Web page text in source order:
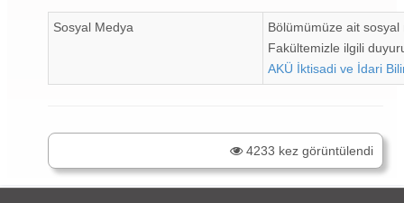
Sosyal Medya
Bölümümüze ait sosyal
Fakültemizle ilgili
AKÜ İktisadi ve İdari
4233 kez görüntülendi